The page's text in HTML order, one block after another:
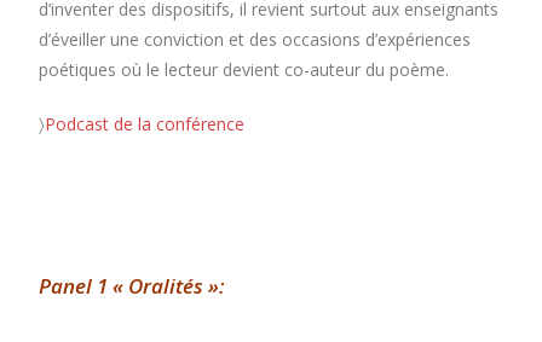
d’inventer des dispositifs, il revient surtout aux enseignants
d’éveiller une conviction et des occasions d’expériences
poétiques où le lecteur devient co-auteur du poème.
〉Podcast de la conférence
Panel 1« Oralités »: